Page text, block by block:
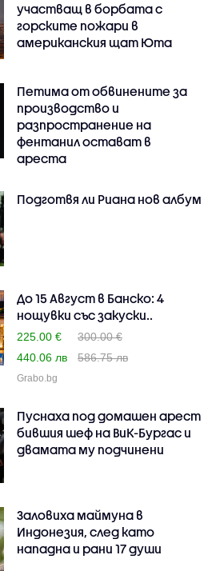
участващ в борбата с
горските пожари в
американския щат Юта
Петима от обвинените за
производство и
разпространение на
фентанил остават в
ареста
Подготвя ли Риана нов албум
До 15 Август в Банско: 4
нощувки със закуски..
225.00 €
300.00 €
440.06 лв
586.75 лв
Grabo.bg
Пуснаха под домашен арест
бившия шеф на ВиК-Бургас и
двамата му подчинени
Заловиха маймуна в
Индонезия, след като
нападна и рани 17 души